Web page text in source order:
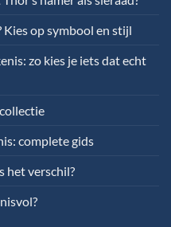
op symbool en stijl
zo kies je iets dat echt
complete gids
het verschil?